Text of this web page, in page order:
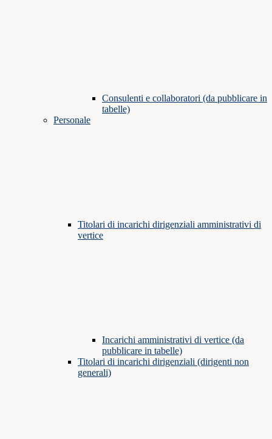
Consulenti e collaboratori (da pubblicare in
tabelle)
Personale
Titolari di incarichi dirigenziali amministrativi di
vertice
Incarichi amministrativi di vertice (da
pubblicare in tabelle)
Titolari di incarichi dirigenziali (dirigenti non
generali)